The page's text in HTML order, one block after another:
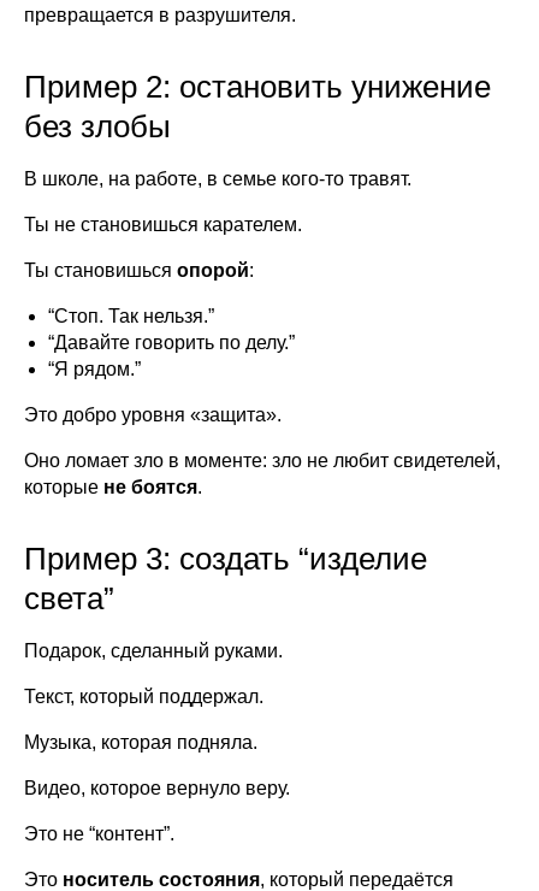
превращается в разрушителя.
Пример 2: остановить унижение
без злобы
В школе, на работе, в семье кого-то травят.
Ты не становишься карателем.
Ты становишься опорой:
“Стоп. Так нельзя.”
“Давайте говорить по делу.”
“Я рядом.”
Это добро уровня «защита».
Оно ломает зло в моменте: зло не любит свидетелей,
которые не боятся.
Пример 3: создать “изделие
света”
Подарок, сделанный руками.
Текст, который поддержал.
Музыка, которая подняла.
Видео, которое вернуло веру.
Это не “контент”.
Это носитель состояния, который передаётся